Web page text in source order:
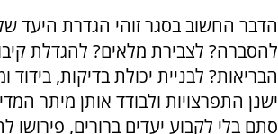
הדבר החשוב בסגר זוהי הגדרת היעד
להסברה? לצבירת מלאים? להגדלת
הבריאות? לבניית יכולת בדיקות, בידוד
ישנן התפרצויות ולבודד אותן מיתר
סתם בלי לקבוע יעדים ברורים, פירושו